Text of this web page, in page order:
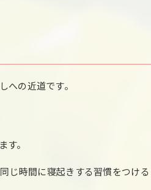
の近道です。
。
じ時間に寝起きする習慣をつける